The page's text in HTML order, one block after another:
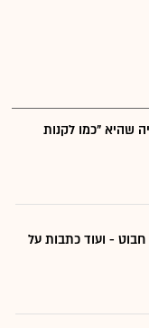
שהיא "כמו לקנות
- ועוד כתבות על